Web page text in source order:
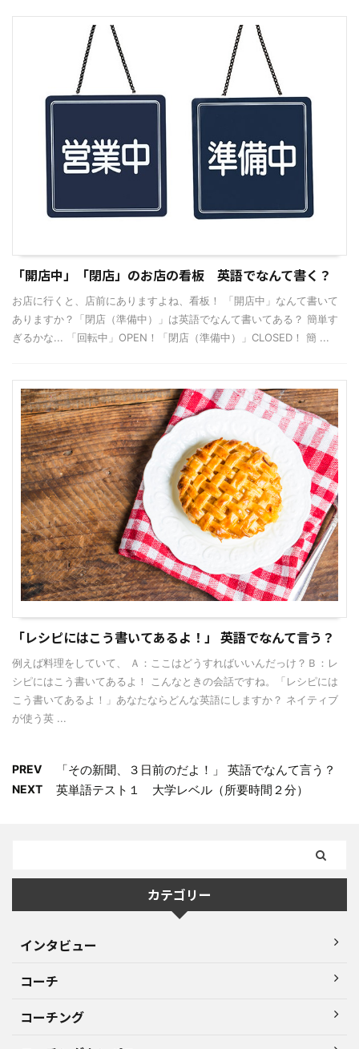
「開店中」「閉店」のお店の看板 英語でなんて書く？
お店に行くと、店前にありますよね、看板！ 「開店中」なんて書いて
ありますか？「閉店（準備中）」は英語でなんて書いてある？ 簡単す
ぎるかな... 「回転中」OPEN！「閉店（準備中）」CLOSED！ 簡 ...
「レシピにはこう書いてあるよ！」 英語でなんて言う？
例えば料理をしていて、 Ａ：ここはどうすればいいんだっけ？Ｂ：レ
シピにはこう書いてあるよ！ こんなときの会話ですね。「レシピには
こう書いてあるよ！」あなたならどんな英語にしますか？ ネイティブ
が使う英 ...
PREV 「その新聞、３日前のだよ！」 英語でなんて言う？
NEXT 英単語テスト１ 大学レベル（所要時間２分）
カテゴリー
インタビュー
コーチ
コーチング